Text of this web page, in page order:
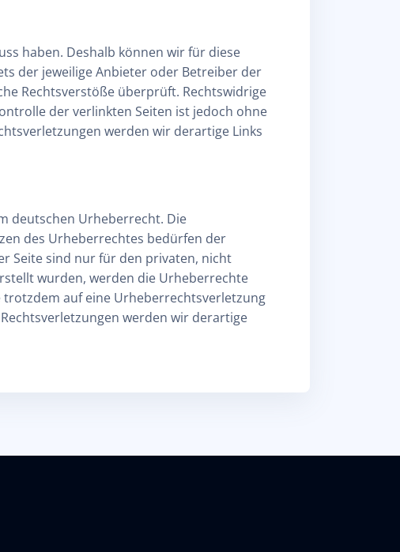
haben. Deshalb können wir für diese
der jeweilige Anbieter oder Betreiber der
Rechtsverstöße überprüft. Rechtswidrige
der verlinkten Seiten ist jedoch ohne
werden wir derartige Links
deutschen Urheberrecht. Die
des Urheberrechtes bedürfen der
Seite sind nur für den privaten, nicht
wurden, werden die Urheberrechte
auf eine Urheberrechtsverletzung
werden wir derartige